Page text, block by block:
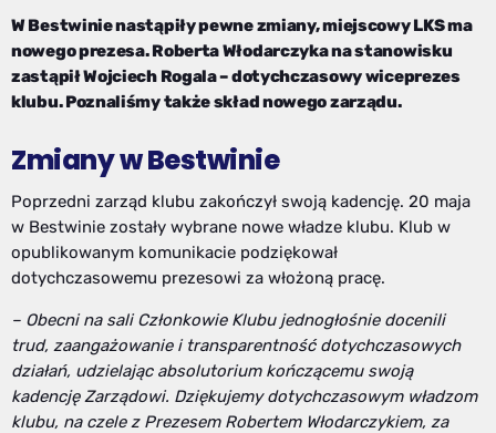
W Bestwinie nastąpiły pewne zmiany, miejscowy LKS ma
nowego prezesa. Roberta Włodarczyka na stanowisku
zastąpił Wojciech Rogala – dotychczasowy wiceprezes
klubu. Poznaliśmy także skład nowego zarządu.
Zmiany w Bestwinie
Poprzedni zarząd klubu zakończył swoją kadencję. 20 maja
w Bestwinie zostały wybrane nowe władze klubu. Klub w
opublikowanym komunikacie podziękował
dotychczasowemu prezesowi za włożoną pracę.
– Obecni na sali Członkowie Klubu jednogłośnie docenili
trud, zaangażowanie i transparentność dotychczasowych
działań, udzielając absolutorium kończącemu swoją
kadencję Zarządowi. Dziękujemy dotychczasowym władzom
klubu, na czele z Prezesem Robertem Włodarczykiem, za